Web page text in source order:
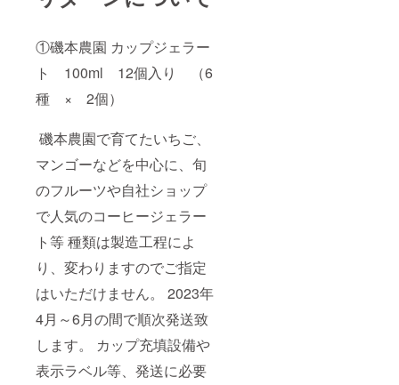
①磯本農園 カップジェラー
ト 100ml 12個入り （6
種 × 2個）
磯本農園で育てたいちご、
マンゴーなどを中心に、旬
のフルーツや自社ショップ
で人気のコーヒージェラー
ト等 種類は製造工程によ
り、変わりますのでご指定
はいただけません。 2023年
4月～6月の間で順次発送致
します。 カップ充填設備や
表示ラベル等、発送に必要